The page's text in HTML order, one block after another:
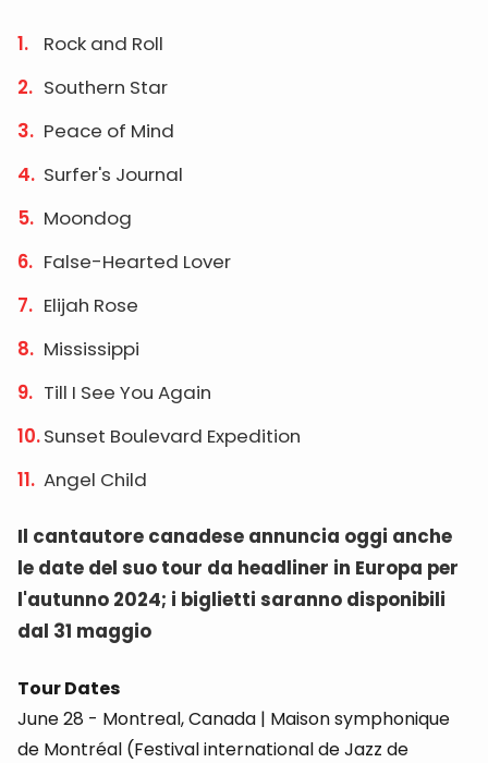
Rock and Roll
Southern Star
Peace of Mind
Surfer's Journal
Moondog
False-Hearted Lover
Elijah Rose
Mississippi
Till I See You Again
Sunset Boulevard Expedition
Angel Child
Il cantautore canadese annuncia oggi anche
le date del suo tour da headliner in Europa per
l'autunno 2024; i biglietti saranno disponibili
dal 31 maggio
Tour Dates
June 28 - Montreal, Canada | Maison symphonique
de Montréal (Festival international de Jazz de